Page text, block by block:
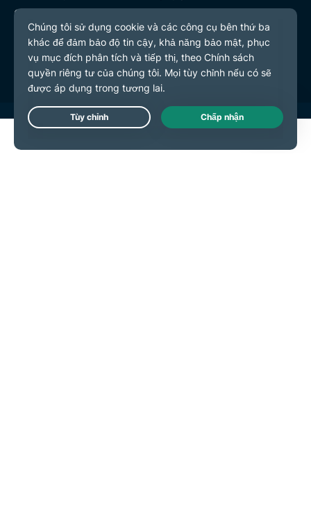
Chính sách quyền riêng tư
Điều khoản dịch vụ
Tùy chọn cookie
Live Chat